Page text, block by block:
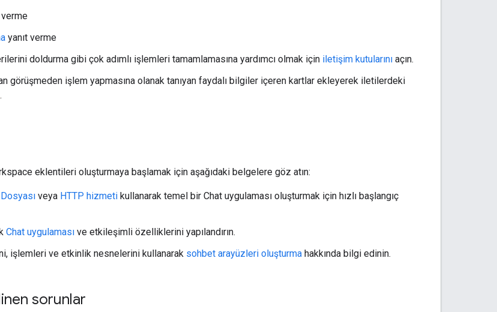
verme
yanıt verme
doldurma gibi çok adımlı işlemleri tamamlamasına yardımcı olmak için iletişim kutularını açın.
görüşmeden işlem yapmasına olanak tanıyan faydalı bilgiler içeren kartlar ekleyerek iletilerdeki
.
eklentileri oluşturmaya başlamak için aşağıdaki belgelere göz atın:
veya HTTP hizmeti kullanarak temel bir Chat uygulaması oluşturmak için hızlı başlangıç
Chat uygulaması ve etkileşimli özelliklerini yapılandırın.
işlemleri ve etkinlik nesnelerini kullanarak sohbet arayüzleri oluşturma hakkında bilgi edinin.
sorunlar